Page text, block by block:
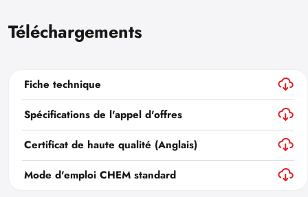
Téléchargements
Fiche technique
Spécifications de l'appel d'offres
Certificat de haute qualité (Anglais)
Mode d'emploi CHEM standard